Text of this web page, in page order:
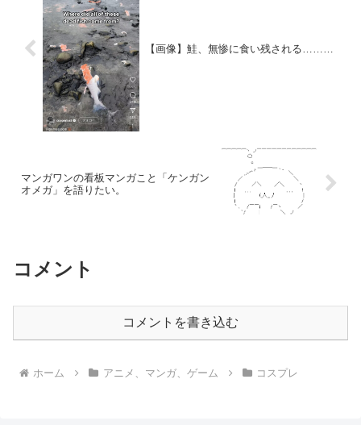
【画像】鮭、無惨に食い残される………
マンガワンの看板マンガこと「ケンガン
オメガ」を語りたい。
コメント
コメントを書き込む
ホーム アニメ、マンガ、ゲーム コスプレ